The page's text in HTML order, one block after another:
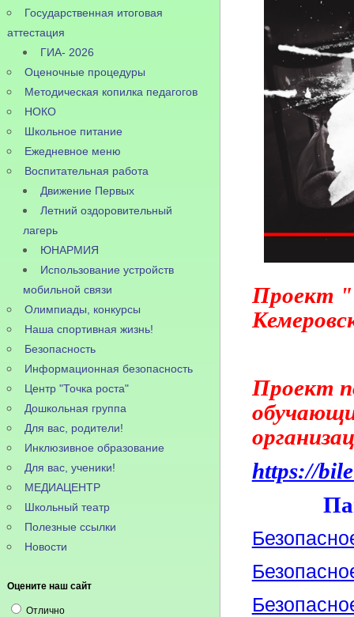
Государственная итоговая
аттестация
ГИА- 2026
Оценочные процедуры
Методическая копилка педагогов
НОКО
Школьное питание
Ежедневное меню
Воспитательная работа
Движение Первых
Летний оздоровительный
лагерь
ЮНАРМИЯ
Использование устройств
мобильной связи
Олимпиады, конкурсы
Наша спортивная жизнь!
Безопасность
Информационная безопасность
Центр "Точка роста"
Дошкольная группа
Для вас, родители!
Инклюзивное образование
Для вас, ученики!
МЕДИАЦЕНТР
Школьный театр
Полезные ссылки
Новости
Оцените наш сайт
Отлично
Проект
Проект
https://